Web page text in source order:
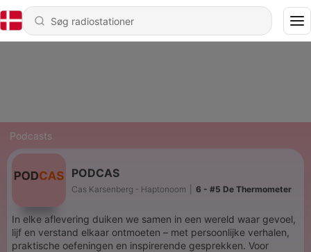
Podcasts
PODCAS
Cas Karsenberg - Haptonoom 6 - #5 De Thermometer
In elke aflevering duiken we samen in een wereld waar gevoel,
lijf en verstand elkaar ontmoeten – met persoonlijke verhalen,
praktische oefeningen en inspirerende gesprekken. Voor